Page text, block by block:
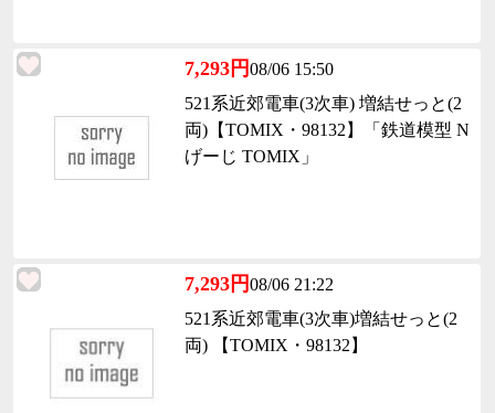
7,293円08/06 15:50
521系近郊電車(3次車) 増結せっと(2
両)【TOMIX・98132】「鉄道模型 N
げーじ TOMIX」
7,293円08/06 21:22
521系近郊電車(3次車)増結せっと(2
両) 【TOMIX・98132】